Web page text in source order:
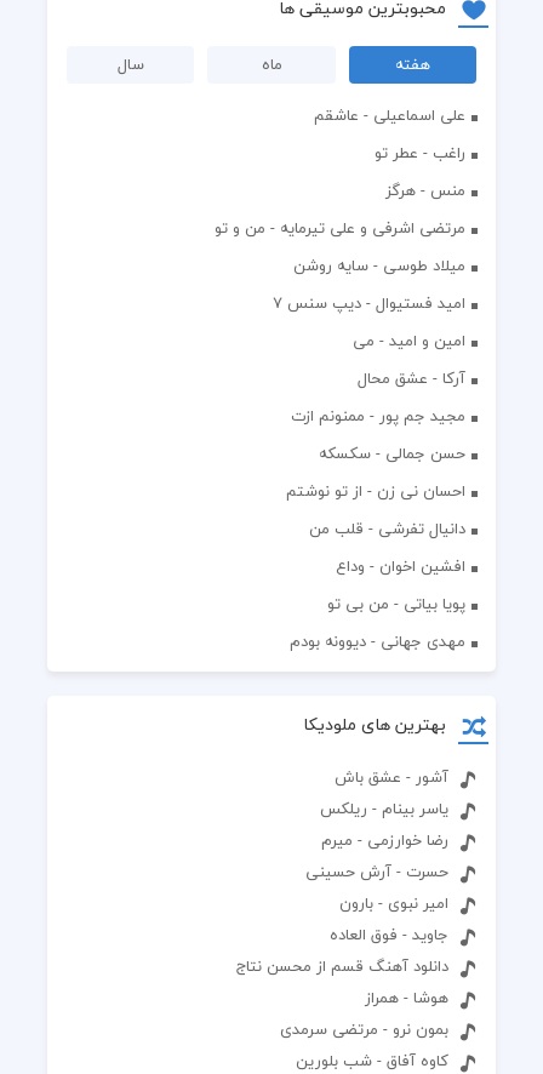
محبوبترین موسیقی ها
هفته ماه
سال
علی اسماعیلی - عاشقم
راغب - عطر تو
منس - هرگز
مرتضی اشرفی و علی تیرمایه - من و تو
میلاد طوسی - سایه روشن
اميد فستيوال - ديپ سنس ۷
امین و امید - می
آرکا - عشق محال
مجید جم پور - ممنونم ازت
حسن جمالی - سکسکه
احسان نی زن - از تو نوشتم
دانیال تفرشی - قلب من
افشين اخوان - وداع
پویا بیاتی - من بی تو
مهدی جهانی - دیوونه بودم
بهترین های ملودیکا
آشور - عشق باش
یاسر بینام - ریلکس
رضا خوارزمی - میرم
حسرت - آرش حسینی
امیر نبوی - بارون
جاوید - فوق العاده
دانلود آهنگ قسم از محسن نتاج
هوشا - همراز
بمون نرو - مرتضی سرمدی
کاوه آفاق - شب بلورین